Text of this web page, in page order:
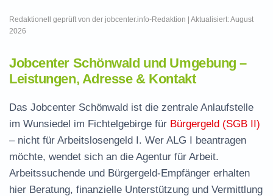
Redaktionell geprüft von der jobcenter.info-Redaktion | Aktualisiert: August
2026
Jobcenter Schönwald und Umgebung –
Leistungen, Adresse & Kontakt
Das Jobcenter Schönwald ist die zentrale Anlaufstelle
im Wunsiedel im Fichtelgebirge für Bürgergeld (SGB II)
– nicht für Arbeitslosengeld I. Wer ALG I beantragen
möchte, wendet sich an die Agentur für Arbeit.
Arbeitssuchende und Bürgergeld-Empfänger erhalten
hier Beratung, finanzielle Unterstützung und Vermittlung